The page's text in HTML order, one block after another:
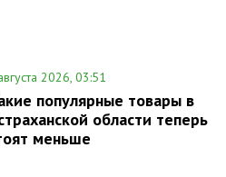
2026, 03:51
популярные товары в
области теперь
меньше